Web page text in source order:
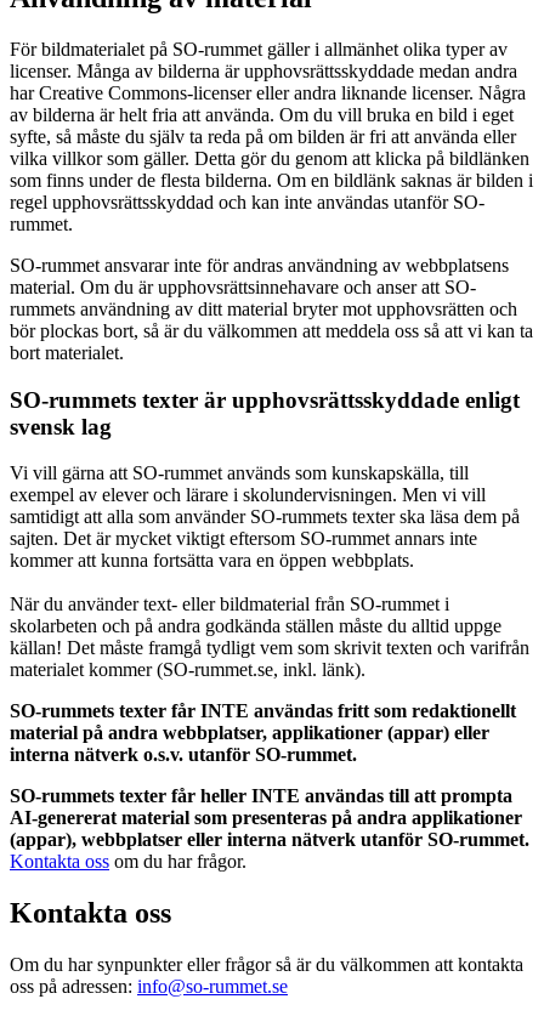
För bildmaterialet på SO-rummet gäller i allmänhet olika typer av
licenser. Många av bilderna är upphovsrättsskyddade medan andra
har Creative Commons-licenser eller andra liknande licenser. Några
av bilderna är helt fria att använda. Om du vill bruka en bild i eget
syfte, så måste du själv ta reda på om bilden är fri att använda eller
vilka villkor som gäller. Detta gör du genom att klicka på bildlänken
som finns under de flesta bilderna. Om en bildlänk saknas är bilden i
regel upphovsrättsskyddad och kan inte användas utanför SO-
rummet.
SO-rummet ansvarar inte för andras användning av webbplatsens
material. Om du är upphovsrättsinnehavare och anser att SO-
rummets användning av ditt material bryter mot upphovsrätten och
bör plockas bort, så är du välkommen att meddela oss så att vi kan ta
bort materialet.
SO-rummets texter är upphovsrättsskyddade enligt
svensk lag
Vi vill gärna att SO-rummet används som kunskapskälla, till
exempel av elever och lärare i skolundervisningen. Men vi vill
samtidigt att alla som använder SO-rummets texter ska läsa dem på
sajten. Det är mycket viktigt eftersom SO-rummet annars inte
kommer att kunna fortsätta vara en öppen webbplats.
När du använder text- eller bildmaterial från SO-rummet i
skolarbeten och på andra godkända ställen måste du alltid uppge
källan! Det måste framgå tydligt vem som skrivit texten och varifrån
materialet kommer (SO-rummet.se, inkl. länk).
SO-rummets texter får INTE användas fritt som redaktionellt
material på andra webbplatser, applikationer (appar) eller
interna nätverk o.s.v. utanför SO-rummet.
SO-rummets texter får heller INTE användas till att prompta
AI-genererat material som presenteras på andra applikationer
(appar), webbplatser eller interna nätverk utanför SO-rummet.
Kontakta oss om du har frågor.
Kontakta oss
Om du har synpunkter eller frågor så är du välkommen att kontakta
oss på adressen: info@so-rummet.se